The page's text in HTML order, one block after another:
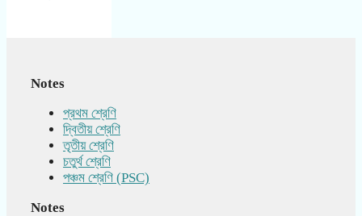
Notes
প্রথম শ্রেণি
দ্বিতীয় শ্রেণি
তৃতীয় শ্রেণি
চতুর্থ শ্রেণি
পঞ্চম শ্রেণি (PSC)
Notes